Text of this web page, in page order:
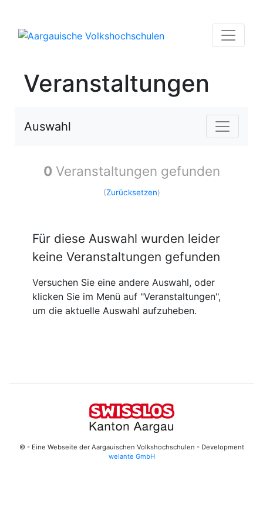
Veranstaltungen
Auswahl
0 Veranstaltungen gefunden
(Zurücksetzen)
Für diese Auswahl wurden leider
keine Veranstaltungen gefunden
Versuchen Sie eine andere Auswahl, oder
klicken Sie im Menü auf "Veranstaltungen",
um die aktuelle Auswahl aufzuheben.
© - Eine Webseite der Aargauischen Volkshochschulen - Development
welante GmbH